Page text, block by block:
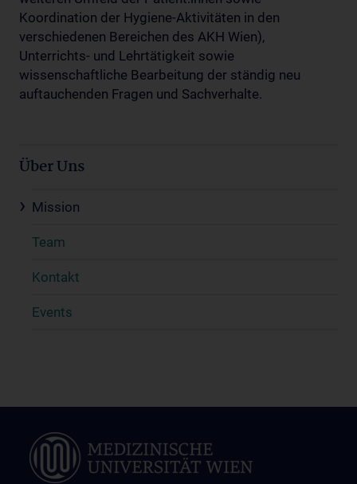
Koordination der Hygiene-Aktivitäten in den
verschiedenen Bereichen des AKH Wien),
Unterrichts- und Lehrtätigkeit sowie
wissenschaftliche Bearbeitung der ständig neu
auftauchenden Fragen und Sachverhalte.
Über Uns
Mission
Team
Kontakt
Events